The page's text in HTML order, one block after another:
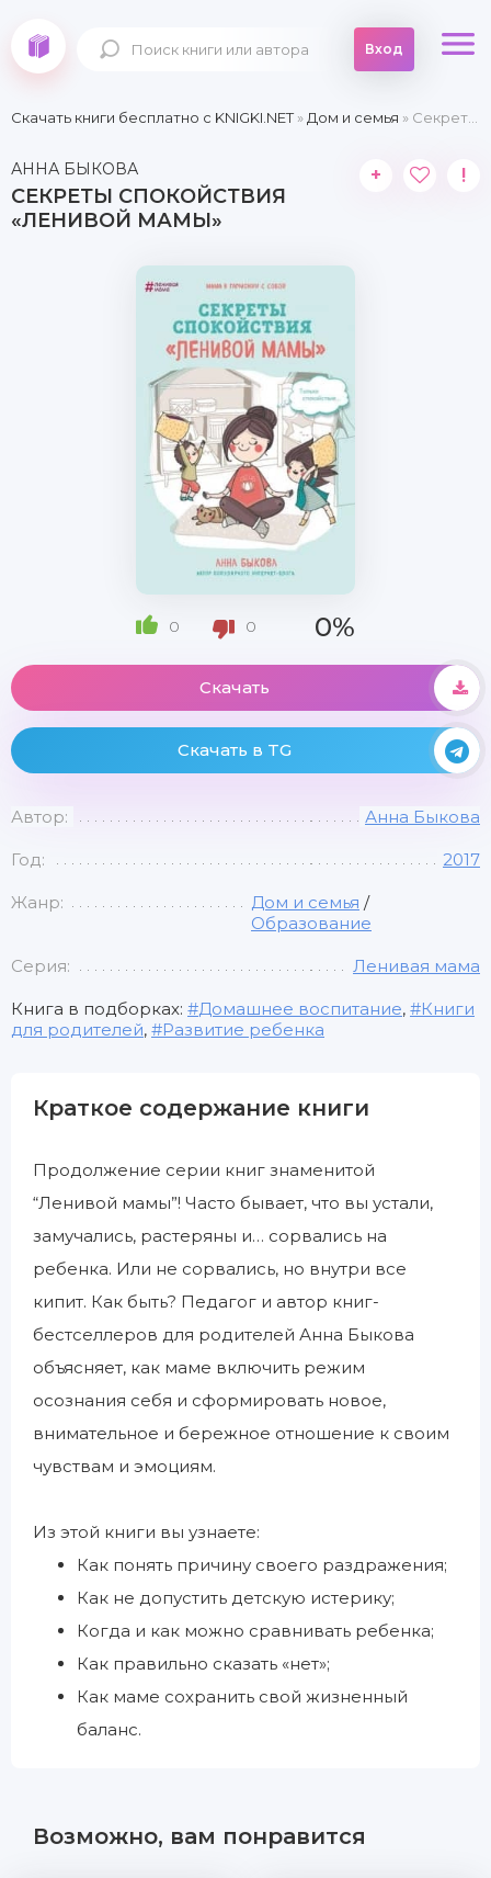
Вход
Скачать книги бесплатно c KNIGKI.NET» Дом и семья » Секреты спокойствия «ленивой мамы»
АННА БЫКОВА
СЕКРЕТЫ СПОКОЙСТВИЯ
«ЛЕНИВОЙ МАМЫ»
+ !
0 0 0%
Скачать
Скачать в TG
Автор: Анна Быкова
Год: 2017
Жанр: Дом и семья /
Образование
Серия: Ленивая мама
Книга в подборках: Домашнее воспитание,
Книги
для родителей, Развитие ребенка
Краткое содержание книги
Продолжение серии книг знаменитой
“Ленивой мамы”! Часто бывает, что вы устали,
замучались, растеряны и… сорвались на
ребенка. Или не сорвались, но внутри все
кипит. Как быть? Педагог и автор книг-
бестселлеров для родителей Анна Быкова
объясняет, как маме включить режим
осознания себя и сформировать новое,
внимательное и бережное отношение к своим
чувствам и эмоциям.
Из этой книги вы узнаете:
Как понять причину своего раздражения;
Как не допустить детскую истерику;
Когда и как можно сравнивать ребенка;
Как правильно сказать «нет»;
Как маме сохранить свой жизненный
баланс.
Возможно, вам понравится